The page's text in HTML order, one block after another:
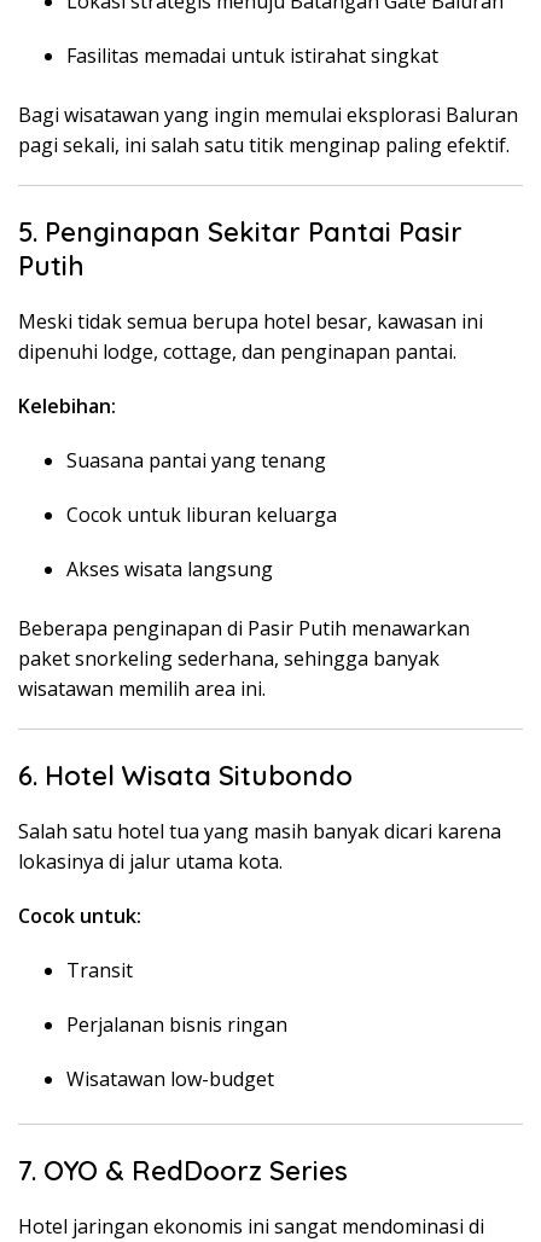
Fasilitas memadai untuk istirahat singkat
Bagi wisatawan yang ingin memulai eksplorasi Baluran
pagi sekali, ini salah satu titik menginap paling efektif.
5. Penginapan Sekitar Pantai Pasir
Putih
Meski tidak semua berupa hotel besar, kawasan ini
dipenuhi lodge, cottage, dan penginapan pantai.
Kelebihan:
Suasana pantai yang tenang
Cocok untuk liburan keluarga
Akses wisata langsung
Beberapa penginapan di Pasir Putih menawarkan
paket snorkeling sederhana, sehingga banyak
wisatawan memilih area ini.
6. Hotel Wisata Situbondo
Salah satu hotel tua yang masih banyak dicari karena
lokasinya di jalur utama kota.
Cocok untuk:
Transit
Perjalanan bisnis ringan
Wisatawan low-budget
7. OYO & RedDoorz Series
Hotel jaringan ekonomis ini sangat mendominasi di